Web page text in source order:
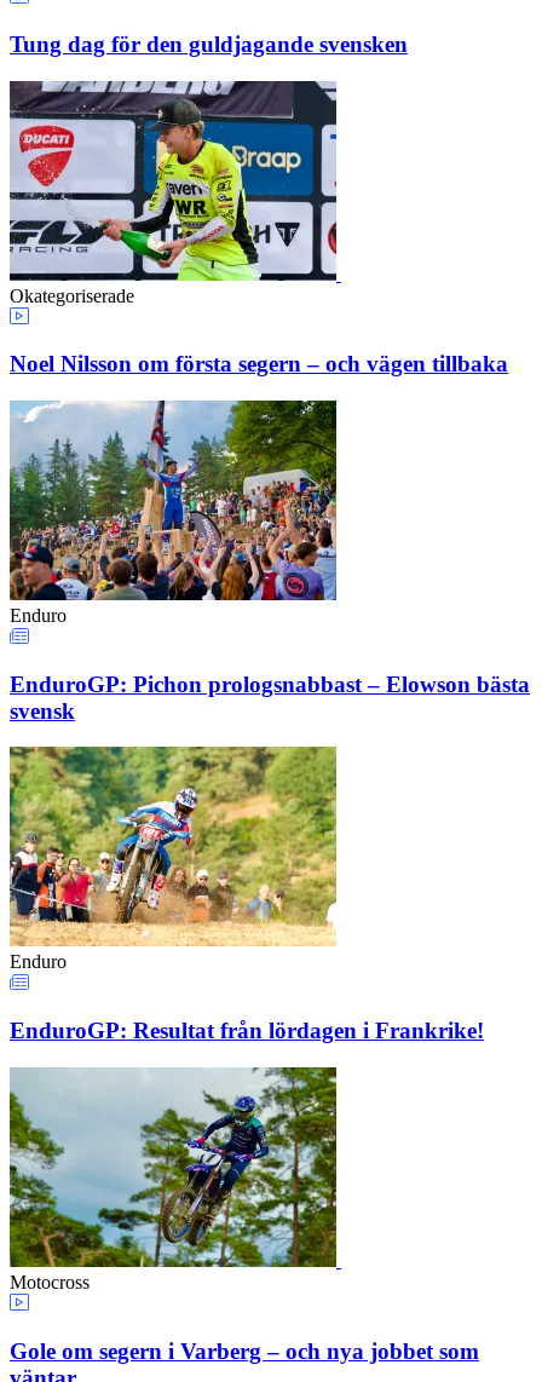
Tung dag för den guldjagande svensken
Okategoriserade
Noel Nilsson om första segern – och vägen tillbaka
Enduro
EnduroGP: Pichon prologsnabbast – Elowson bästa
svensk
Enduro
EnduroGP: Resultat från lördagen i Frankrike!
Motocross
Gole om segern i Varberg – och nya jobbet som